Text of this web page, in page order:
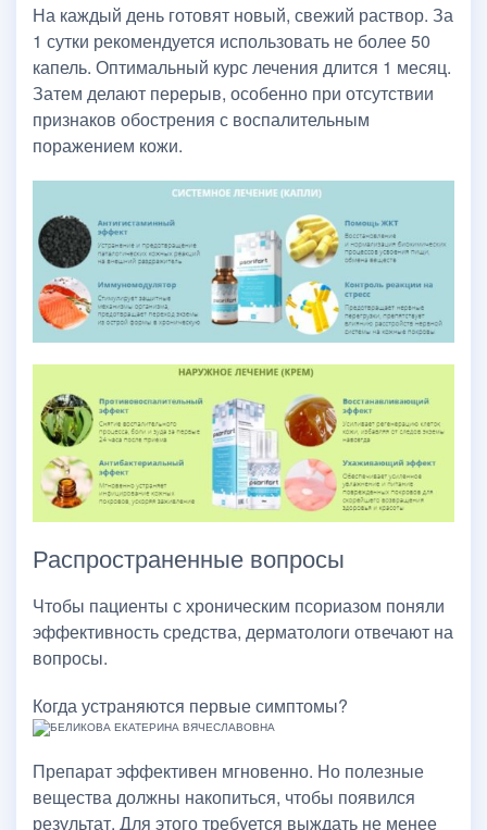
На каждый день готовят новый, свежий раствор. За
1 сутки рекомендуется использовать не более 50
капель. Оптимальный курс лечения длится 1 месяц.
Затем делают перерыв, особенно при отсутствии
признаков обострения с воспалительным
поражением кожи.
Распространенные вопросы
Чтобы пациенты с хроническим псориазом поняли
эффективность средства, дерматологи отвечают на
вопросы.
Когда устраняются первые симптомы?
Препарат эффективен мгновенно. Но полезные
вещества должны накопиться, чтобы появился
результат. Для этого требуется выждать не менее